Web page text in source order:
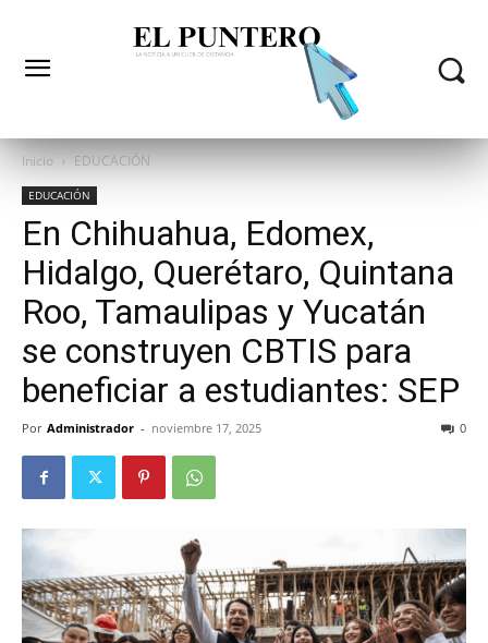
Inicio EDUCACIÓN
EDUCACIÓN
En Chihuahua, Edomex,
Hidalgo, Querétaro, Quintana
Roo, Tamaulipas y Yucatán
se construyen CBTIS para
beneficiar a estudiantes: SEP
Por Administrador - noviembre 17, 2025 0